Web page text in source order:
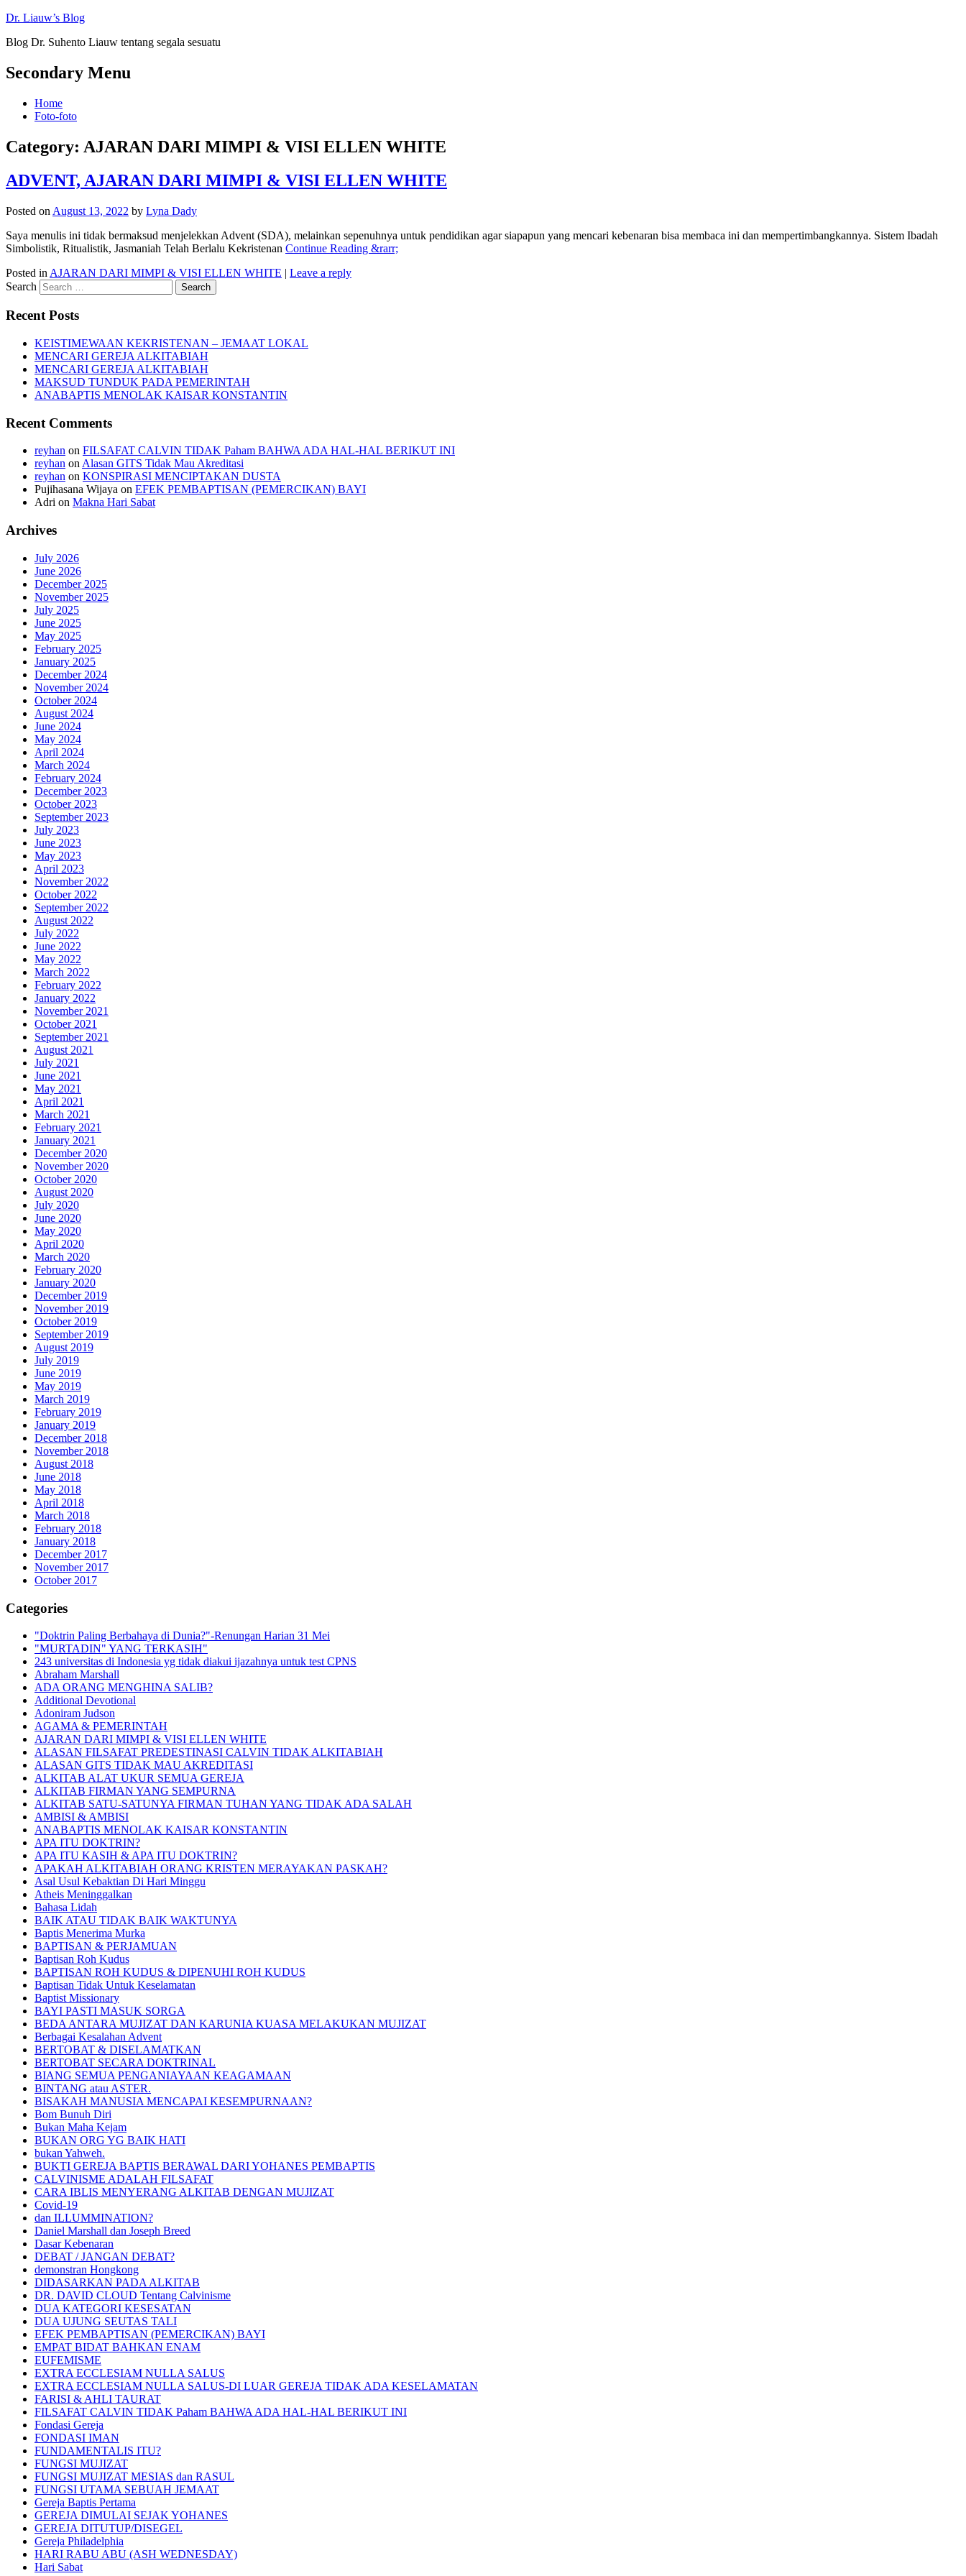
Dr. Liauw’s Blog
Blog Dr. Suhento Liauw tentang segala sesuatu
Secondary Menu
Home
Foto-foto
Category: AJARAN DARI MIMPI & VISI ELLEN WHITE
ADVENT, AJARAN DARI MIMPI & VISI ELLEN WHITE
Posted on August 13, 2022 by Lyna Dady
Saya menulis ini tidak bermaksud menjelekkan Advent (SDA), melainkan sepenuhnya untuk pendidikan agar siapapun yang mencari kebenaran bisa membaca ini dan mempertimbangkannya. Sistem Ibadah
Simbolistik, Ritualistik, Jasmaniah Telah Berlalu Kekristenan Continue Reading &rarr;
Posted in AJARAN DARI MIMPI & VISI ELLEN WHITE | Leave a reply
Search
Recent Posts
KEISTIMEWAAN KEKRISTENAN – JEMAAT LOKAL
MENCARI GEREJA ALKITABIAH
MENCARI GEREJA ALKITABIAH
MAKSUD TUNDUK PADA PEMERINTAH
ANABAPTIS MENOLAK KAISAR KONSTANTIN
Recent Comments
reyhan on FILSAFAT CALVIN TIDAK Paham BAHWA ADA HAL-HAL BERIKUT INI
reyhan onAlasan GITS Tidak Mau Akreditasi
reyhan on KONSPIRASI MENCIPTAKAN DUSTA
Pujihasana Wijaya on EFEK PEMBAPTISAN (PEMERCIKAN) BAYI
Adri on Makna Hari Sabat
Archives
July 2026
June 2026
December 2025
November 2025
July 2025
June 2025
May 2025
February 2025
January 2025
December 2024
November 2024
October 2024
August 2024
June 2024
May 2024
April 2024
March 2024
February 2024
December 2023
October 2023
September 2023
July 2023
June 2023
May 2023
April 2023
November 2022
October 2022
September 2022
August 2022
July 2022
June 2022
May 2022
March 2022
February 2022
January 2022
November 2021
October 2021
September 2021
August 2021
July 2021
June 2021
May 2021
April 2021
March 2021
February 2021
January 2021
December 2020
November 2020
October 2020
August 2020
July 2020
June 2020
May 2020
April 2020
March 2020
February 2020
January 2020
December 2019
November 2019
October 2019
September 2019
August 2019
July 2019
June 2019
May 2019
March 2019
February 2019
January 2019
December 2018
November 2018
August 2018
June 2018
May 2018
April 2018
March 2018
February 2018
January 2018
December 2017
November 2017
October 2017
Categories
"Doktrin Paling Berbahaya di Dunia?"-Renungan Harian 31 Mei
"MURTADIN" YANG TERKASIH"
243 universitas di Indonesia yg tidak diakui ijazahnya untuk test CPNS
Abraham Marshall
ADA ORANG MENGHINA SALIB?
Additional Devotional
Adoniram Judson
AGAMA & PEMERINTAH
AJARAN DARI MIMPI & VISI ELLEN WHITE
ALASAN FILSAFAT PREDESTINASI CALVIN TIDAK ALKITABIAH
ALASAN GITS TIDAK MAU AKREDITASI
ALKITAB ALAT UKUR SEMUA GEREJA
ALKITAB FIRMAN YANG SEMPURNA
ALKITAB SATU-SATUNYA FIRMAN TUHAN YANG TIDAK ADA SALAH
AMBISI & AMBISI
ANABAPTIS MENOLAK KAISAR KONSTANTIN
APA ITU DOKTRIN?
APA ITU KASIH & APA ITU DOKTRIN?
APAKAH ALKITABIAH ORANG KRISTEN MERAYAKAN PASKAH?
Asal Usul Kebaktian Di Hari Minggu
Atheis Meninggalkan
Bahasa Lidah
BAIK ATAU TIDAK BAIK WAKTUNYA
Baptis Menerima Murka
BAPTISAN & PERJAMUAN
Baptisan Roh Kudus
BAPTISAN ROH KUDUS & DIPENUHI ROH KUDUS
Baptisan Tidak Untuk Keselamatan
Baptist Missionary
BAYI PASTI MASUK SORGA
BEDA ANTARA MUJIZAT DAN KARUNIA KUASA MELAKUKAN MUJIZAT
Berbagai Kesalahan Advent
BERTOBAT & DISELAMATKAN
BERTOBAT SECARA DOKTRINAL
BIANG SEMUA PENGANIAYAAN KEAGAMAAN
BINTANG atau ASTER.
BISAKAH MANUSIA MENCAPAI KESEMPURNAAN?
Bom Bunuh Diri
Bukan Maha Kejam
BUKAN ORG YG BAIK HATI
bukan Yahweh.
BUKTI GEREJA BAPTIS BERAWAL DARI YOHANES PEMBAPTIS
CALVINISME ADALAH FILSAFAT
CARA IBLIS MENYERANG ALKITAB DENGAN MUJIZAT
Covid-19
dan ILLUMMINATION?
Daniel Marshall dan Joseph Breed
Dasar Kebenaran
DEBAT / JANGAN DEBAT?
demonstran Hongkong
DIDASARKAN PADA ALKITAB
DR. DAVID CLOUD Tentang Calvinisme
DUA KATEGORI KESESATAN
DUA UJUNG SEUTAS TALI
EFEK PEMBAPTISAN (PEMERCIKAN) BAYI
EMPAT BIDAT BAHKAN ENAM
EUFEMISME
EXTRA ECCLESIAM NULLA SALUS
EXTRA ECCLESIAM NULLA SALUS-DI LUAR GEREJA TIDAK ADA KESELAMATAN
FARISI & AHLI TAURAT
FILSAFAT CALVIN TIDAK Paham BAHWA ADA HAL-HAL BERIKUT INI
Fondasi Gereja
FONDASI IMAN
FUNDAMENTALIS ITU?
FUNGSI MUJIZAT
FUNGSI MUJIZAT MESIAS dan RASUL
FUNGSI UTAMA SEBUAH JEMAAT
Gereja Baptis Pertama
GEREJA DIMULAI SEJAK YOHANES
GEREJA DITUTUP/DISEGEL
Gereja Philadelphia
HARI RABU ABU (ASH WEDNESDAY)
Hari Sabat